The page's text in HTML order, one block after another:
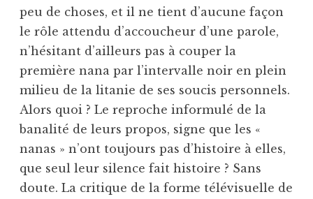
peu de choses, et il ne tient d’aucune façon
le rôle attendu d’accoucheur d’une parole,
n’hésitant d’ailleurs pas à couper la
première nana par l’intervalle noir en plein
milieu de la litanie de ses soucis personnels.
Alors quoi ? Le reproche informulé de la
banalité de leurs propos, signe que les «
nanas » n’ont toujours pas d’histoire à elles,
que seul leur silence fait histoire ? Sans
doute. La critique de la forme télévisuelle de